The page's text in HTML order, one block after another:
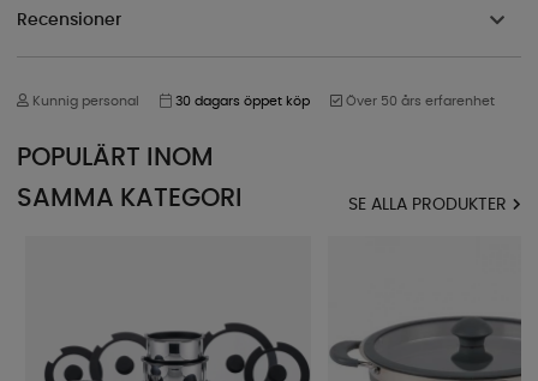
Recensioner
Kunnig personal 30 dagars öppet köp Över 50 års erfarenhet
POPULÄRT INOM
SAMMA KATEGORI
SE ALLA PRODUKTER